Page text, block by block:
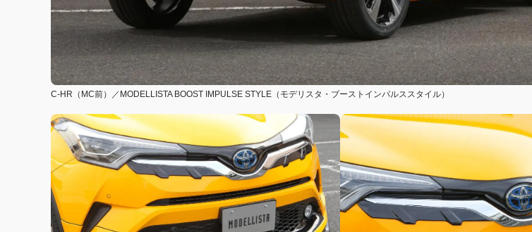
C-HR（MC前）／MODELLISTA BOOST IMPULSE STYLE（モデリスタ・ブーストインパルススタイル）